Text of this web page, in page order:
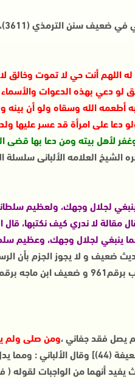
اللهم أنت حي لا تموت وخالق
لو دعي بهذه الدعوات
أطعمه الله وسقاه ولو أن
على امرأة قد عسر عليها
لأهل بيته ومن دعا بها قضى
العلامه الألبانى سلسلة
لجلال وجهك، ولعظيم
مقالة لا ندري كيف نكتبها،
ينبغي لجلال وجهك، وعظيم
ضعيف و لا يجوز الجزم بأن
يصل فقد جفاني ،ومن صلى ولم
)) حديث موضوع [ الضعيفة (44)] وقال
أنهما من الواجبات لقوله